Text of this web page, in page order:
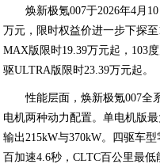
焕新极氪007于2026年4月
万元，限时权益价进一步下探
MAX版限时19.39万元起，103
驱ULTRA版限时23.39万元起。
性能层面，焕新极氪007全
电机两种动力配置。单电机版
输出215kW与370kW。四驱车
百加速4.6秒，CLTC百公里最低